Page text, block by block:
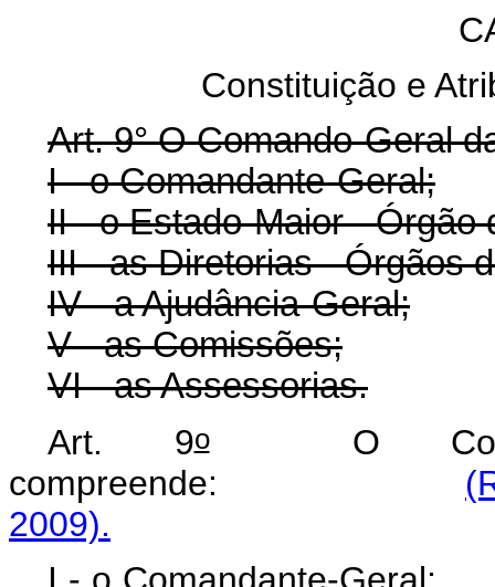
Constituição e
Art. 9° O Comando-Geral
I - o Comandante-Geral;
II - o Estado-Maior - Órgão
III - as Diretorias - Órgãos
IV - a Ajudância-Geral;
V - as Comissões;
VI - as Assessorias.
Art. 9oO
compreende:
2009).
I - o